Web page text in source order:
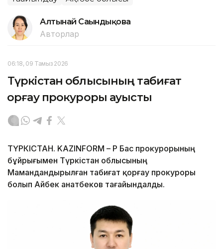
Алтынай Сағындықова
Авторлар
06:18, 09 Тамыз 2026
Түркістан облысының табиғат
қорғау прокуроры ауысты
ТҮРКІСТАН. KAZINFORM – ҚР Бас прокурорының
бұйрығымен Түркістан облысының
Мамандандырылған табиғат қорғау прокуроры
болып Айбек Қанатбеков тағайындалды.